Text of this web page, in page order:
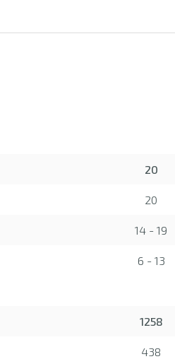
20
20
14 - 19
6 - 13
1258
438